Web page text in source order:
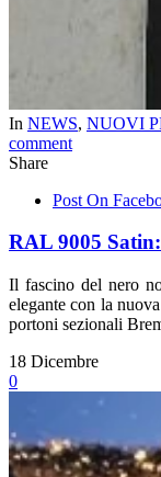
In NEWS, NUOVI
comment
Share
Post On
RAL 9005
Il fascino del nero
elegante con la
portoni sezionali
18 Dicembre
0